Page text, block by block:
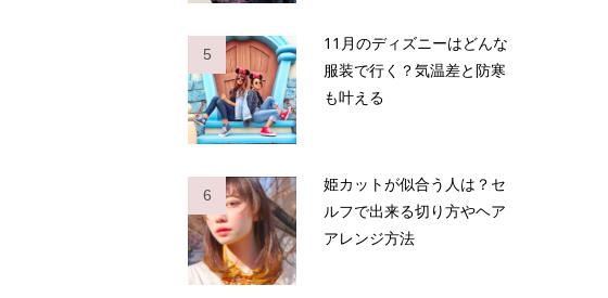
5
11月のディズニーはどんな
服装で行く？気温差と防寒
も叶える
6
姫カットが似合う人は？セ
ルフで出来る切り方やヘア
アレンジ方法